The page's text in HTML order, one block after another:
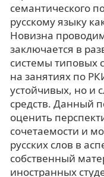
семантического
русскому языку
Новизна
заключается в
системы типовых
на занятиях по
устойчивых, но и
средств. Данный
оценить
сочетаемости и
русских слов в
собственный
иностранных